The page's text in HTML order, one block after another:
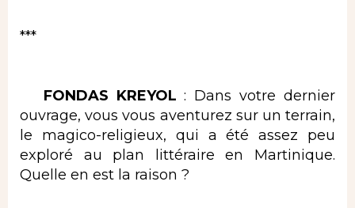
***
FONDAS KREYOL : Dans votre dernier
ouvrage, vous vous aventurez sur un terrain,
le magico-religieux, qui a été assez peu
exploré au plan littéraire en Martinique.
Quelle en est la raison ?